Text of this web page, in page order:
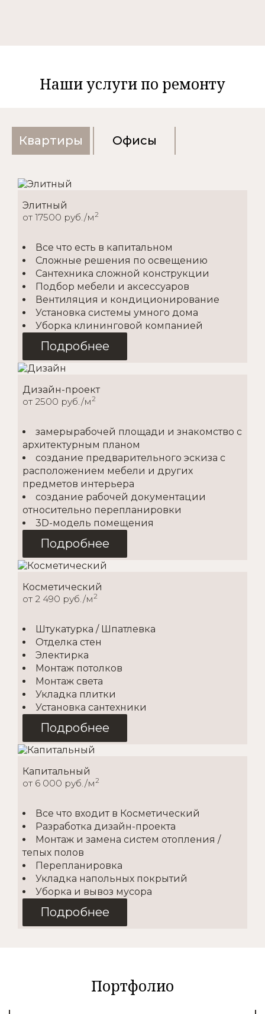
Наши услуги по ремонту
Квартиры Офисы
Элитный
от 17500 руб./м2
Все что есть в капитальном
Сложные решения по освещению
Сантехника сложной конструкции
Подбор мебели и аксессуаров
Вентиляция и кондиционирование
Установка системы умного дома
Уборка клининговой компанией
Подробнее
Дизайн-проект
от 2500 руб./м2
замерырабочей площади и знакомство с
архитектурным планом
создание предварительного эскиза с
расположением мебели и других
предметов интерьера
создание рабочей документации
относительно перепланировки
3D-модель помещения
Подробнее
Косметический
от 2 490 руб./м2
Штукатурка / Шпатлевка
Отделка стен
Электирка
Монтаж потолков
Монтаж света
Укладка плитки
Установка сантехники
Подробнее
Капитальный
от 6 000 руб./м2
Все что входит в Косметический
Разработка дизайн-проекта
Монтаж и замена систем отопления /
тепых полов
Перепланировка
Укладка напольных покрытий
Уборка и вывоз мусора
Подробнее
Покупка материалов
Портфолио